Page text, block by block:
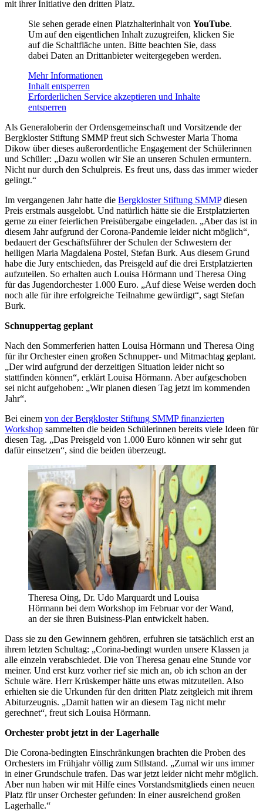
mit ihrer Initiative den dritten Platz.
Sie sehen gerade einen Platzhalterinhalt von YouTube.
Um auf den eigentlichen Inhalt zuzugreifen, klicken Sie
auf die Schaltfläche unten. Bitte beachten Sie, dass
dabei Daten an Drittanbieter weitergegeben werden.
Mehr Informationen
Inhalt entsperren
Erforderlichen Service akzeptieren und Inhalte
entsperren
Als Generaloberin der Ordensgemeinschaft und Vorsitzende der
Bergkloster Stiftung SMMP freut sich Schwester Maria Thoma
Dikow über dieses außerordentliche Engagement der Schülerinnen
und Schüler: „Dazu wollen wir Sie an unseren Schulen ermuntern.
Nicht nur durch den Schulpreis. Es freut uns, dass das immer wieder
gelingt.“
Im vergangenen Jahr hatte die Bergkloster Stiftung SMMPdiesen
Preis erstmals ausgelobt. Und natürlich hätte sie die Erstplatzierten
gerne zu einer feierlichen Preisübergabe eingeladen. „Aber das ist in
diesem Jahr aufgrund der Corona-Pandemie leider nicht möglich“,
bedauert der Geschäftsführer der Schulen der Schwestern der
heiligen Maria Magdalena Postel, Stefan Burk. Aus diesem Grund
habe die Jury entschieden, das Preisgeld auf die drei Erstplatzierten
aufzuteilen. So erhalten auch Louisa Hörmann und Theresa Oing
für das Jugendorchester 1.000 Euro. „Auf diese Weise werden doch
noch alle für ihre erfolgreiche Teilnahme gewürdigt“, sagt Stefan
Burk.
Schnuppertag geplant
Nach den Sommerferien hatten Louisa Hörmann und Theresa Oing
für ihr Orchester einen großen Schnupper- und Mitmachtag geplant.
„Der wird aufgrund der derzeitigen Situation leider nicht so
stattfinden können“, erklärt Louisa Hörmann. Aber aufgeschoben
sei nicht aufgehoben: „Wir planen diesen Tag jetzt im kommenden
Jahr“.
Bei einem von der Bergkloster Stiftung SMMP finanzierten
Workshop sammelten die beiden Schülerinnen bereits viele Ideen für
diesen Tag. „Das Preisgeld von 1.000 Euro können wir sehr gut
dafür einsetzen“, sind die beiden überzeugt.
Theresa Oing, Dr. Udo Marquardt und Louisa
Hörmann bei dem Workshop im Februar vor der Wand,
an der sie ihren Buisiness-Plan entwickelt haben.
Dass sie zu den Gewinnern gehören, erfuhren sie tatsächlich erst an
ihrem letzten Schultag: „Corina-bedingt wurden unsere Klassen ja
alle einzeln verabschiedet. Die von Theresa genau eine Stunde vor
meiner. Und erst kurz vorher rief sie mich an, ob ich schon an der
Schule wäre. Herr Krüskemper hätte uns etwas mitzuteilen. Also
erhielten sie die Urkunden für den dritten Platz zeitgleich mit ihrem
Abiturzeugnis. „Damit hatten wir an diesem Tag nicht mehr
gerechnet“, freut sich Louisa Hörmann.
Orchester probt jetzt in der Lagerhalle
Die Corona-bedingten Einschränkungen brachten die Proben des
Orchesters im Frühjahr völlig zum Stllstand. „Zumal wir uns immer
in einer Grundschule trafen. Das war jetzt leider nicht mehr möglich.
Aber nun haben wir mit Hilfe eines Vorstandsmitglieds einen neuen
Platz für unser Orchester gefunden: In einer ausreichend großen
Lagerhalle.“